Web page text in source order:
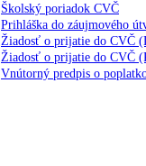
Školský poriadok CVČ
Prihláška do záujmového
Žiadosť o prijatie do CVČ
Žiadosť o prijatie do CVČ
Vnútorný predpis o